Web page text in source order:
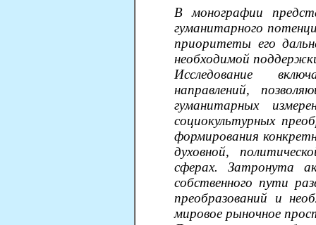
В монографии
гуманитарного
приоритеты его
необходимой
Исследование
направлений,
гуманитарных
социокультурных
формирования
духовной,
сферах. Затронута
собственного пути
преобразований и
мировое рыночное